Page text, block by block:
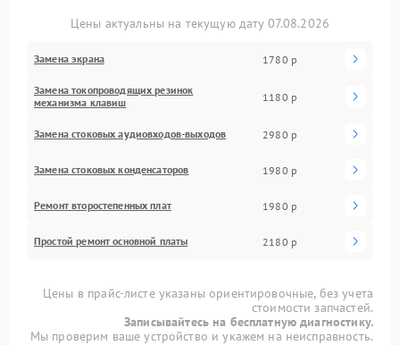
Цены актуальны на текущую дату 07.08.2026
Замена экрана 1780 р
Замена токопроводящих резинок
механизма клавиш
1180 р
Замена стоковых аудиовходов-выходов 2980 р
Замена стоковых конденсаторов 1980 р
Ремонт второстепенных плат 1980 р
Простой ремонт основной платы 2180 р
Цены в прайс-листе указаны ориентировочные, без учета
стоимости запчастей.
Записывайтесь на бесплатную диагностику.
Мы проверим ваше устройство и укажем на неисправность.